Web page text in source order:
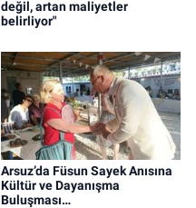
değil, artan maliyetler
belirliyor"
Arsuz’da Füsun Sayek Anısına
Kültür ve Dayanışma
Buluşması…